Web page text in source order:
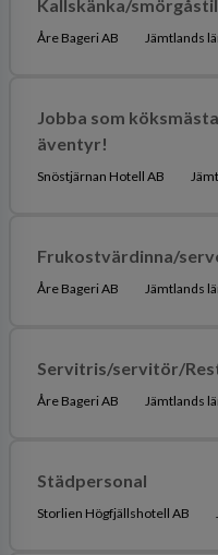
Kallskänka/
Åre Bageri AB Jämtlands
Jobba som
äventyr!
Snöstjärnan Hotell AB
Frukostvärdinna/
Åre Bageri AB Jämtlands
Servitris/servitör/
Åre Bageri AB Jämtlands
Städpersonal
Storlien Högfjällshotell AB